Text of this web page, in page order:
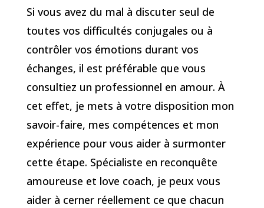
Si vous avez du mal à discuter seul de
toutes vos difficultés conjugales ou à
contrôler vos émotions durant vos
échanges, il est préférable que vous
consultiez un professionnel en amour. À
cet effet, je mets à votre disposition mon
savoir-faire, mes compétences et mon
expérience pour vous aider à surmonter
cette étape. Spécialiste en reconquête
amoureuse et love coach, je peux vous
aider à cerner réellement ce que chacun